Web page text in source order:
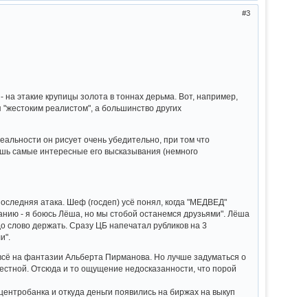
3
этакие крупицы золота в тоннах дерьма. Вот, например,
реалистом", а большинство других
он рисует очень убедительно, при том что
самые интересные его высказывания (немного
атака. Шеф (госдеп) усё понял, когда "МЕДВЕД"
- я боюсь Лёша, но мы стобой останемся друзьями". Лёша
слово держать. Сразу ЦБ напечатал рубликов на 3
на фантазии Альберта Пирманова. Но лучше задуматься о
Отсюда и то ощущение недосказанности, что порой
и откуда деньги появились на биржах на выкуп